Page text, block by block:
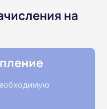
на